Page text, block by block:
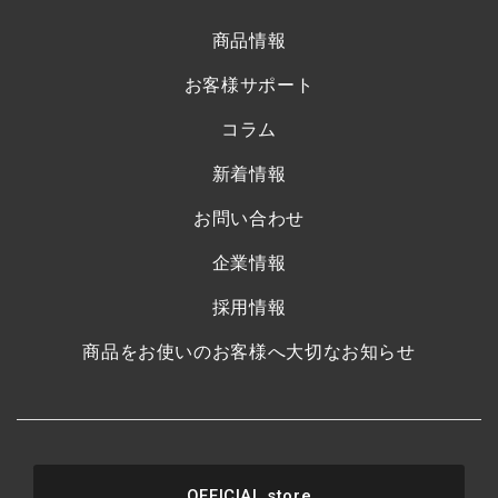
商品情報
お客様サポート
コラム
新着情報
お問い合わせ
企業情報
採用情報
商品をお使いのお客様へ大切なお知らせ